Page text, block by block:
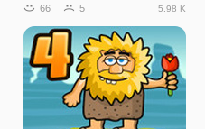
66 5 5.98 K